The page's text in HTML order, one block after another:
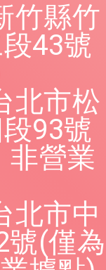
竹縣竹
43號
北市松
93號
非營業
北市中
號(僅為